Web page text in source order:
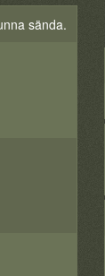
sända.